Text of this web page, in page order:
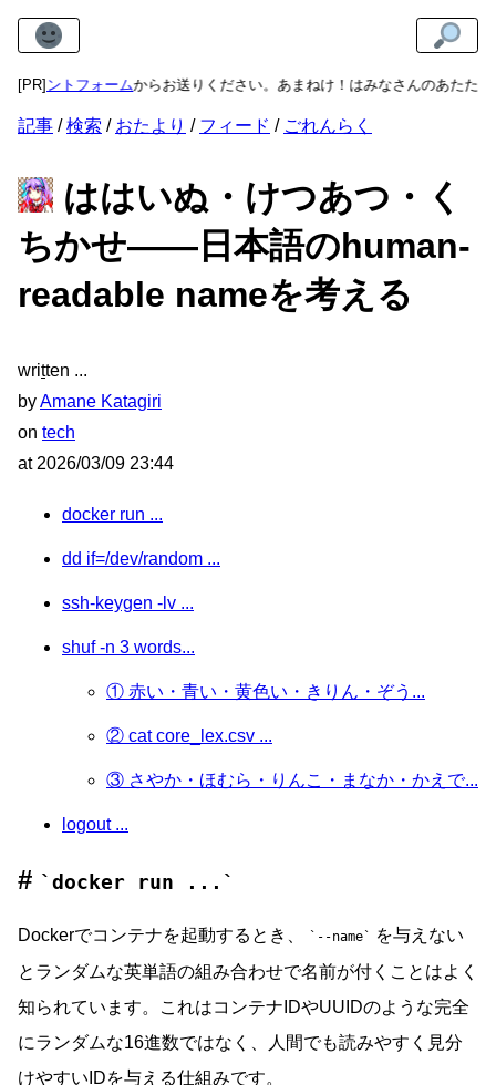
[PR]
ントフォーム からお送りください。あまねけ！はみなさんのあたたかいご
記事 検索 おたより フィード ごれんらく
ははいぬ・けつあつ・く
ちかせ――日本語のhuman-
readable nameを考える
written
byAmane Katagiri
on tech
at 2026/03/09 23:44
docker run ...
dd if=/dev/random ...
ssh-keygen -lv ...
shuf -n 3 words...
① 赤い・青い・黄色い・きりん・ぞう...
② cat core_lex.csv ...
③ さやか・ほむら・りんこ・まなか・かえで...
logout ...
docker run ...
Dockerでコンテナを起動するとき、 --name
を与えない
とランダムな英単語の組み合わせで名前が付くことはよく
知られています。これはコンテナIDやUUIDのような完全
にランダムな16進数ではなく、人間でも読みやすく見分
けやすいIDを与える仕組みです。